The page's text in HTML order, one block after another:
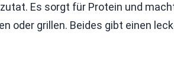
Es sorgt für Protein und
oder grillen. Beides gibt einen